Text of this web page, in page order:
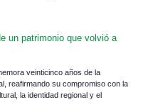
un patrimonio que volvió a
veinticinco años de la
reafirmando su compromiso con la
la identidad regional y el